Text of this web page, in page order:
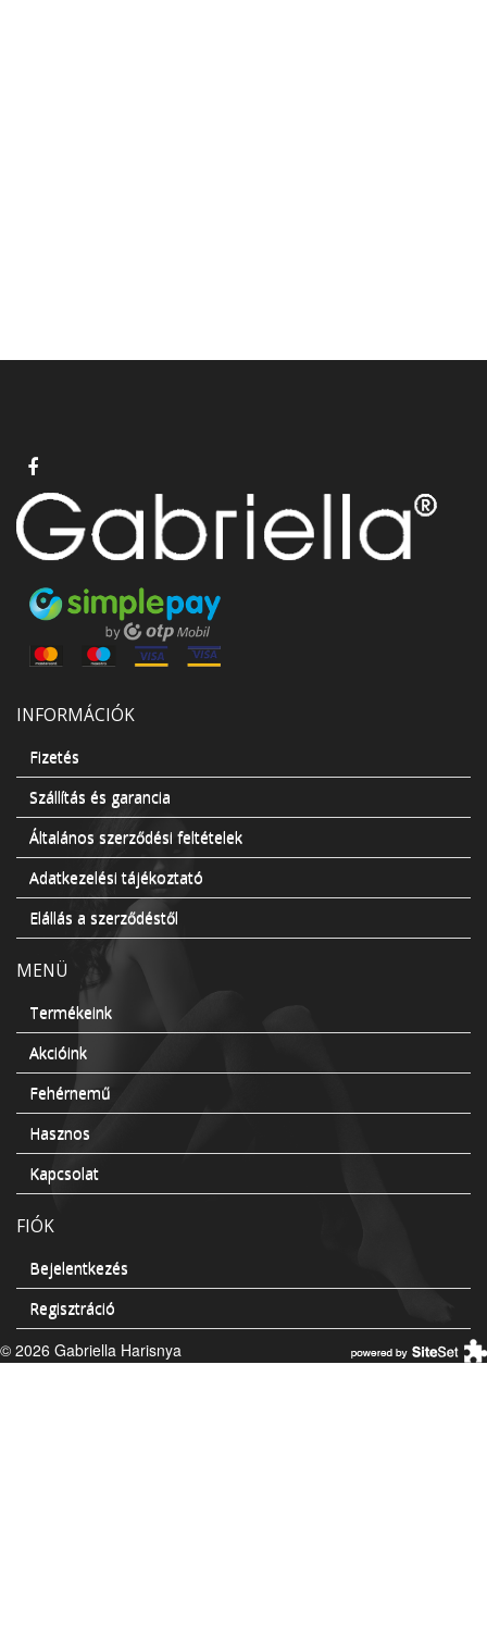
INFORMÁCIÓK
Fizetés
Szállítás és garancia
Általános szerződési feltételek
Adatkezelési tájékoztató
Elállás a szerződéstől
MENÜ
Termékeink
Akcióink
Fehérnemű
Hasznos
Kapcsolat
FIÓK
Bejelentkezés
Regisztráció
© 2026 Gabriella Harisnya